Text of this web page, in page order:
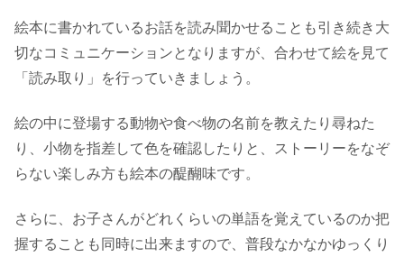
絵本に書かれているお話を読み聞かせることも引き続き大
切なコミュニケーションとなりますが、合わせて絵を見て
「読み取り」を行っていきましょう。
絵の中に登場する動物や食べ物の名前を教えたり尋ねた
り、小物を指差して色を確認したりと、ストーリーをなぞ
らない楽しみ方も絵本の醍醐味です。
さらに、お子さんがどれくらいの単語を覚えているのか把
握することも同時に出来ますので、普段なかなかゆっくり